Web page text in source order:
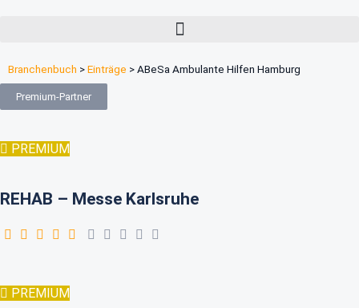
Branchenbuch >Einträge >ABeSa Ambulante Hilfen Hamburg
Premium-Partner
PREMIUM
REHAB – Messe Karlsruhe
PREMIUM